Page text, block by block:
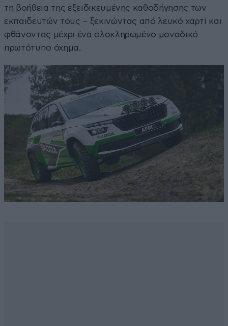
τη βοήθεια της εξειδικευμένης καθοδήγησης των
εκπαιδευτών τους – ξεκινώντας από λευκό χαρτί και
φθάνοντας μέχρι ένα ολοκληρωμένο μοναδικό
πρωτότυπο όχημα.